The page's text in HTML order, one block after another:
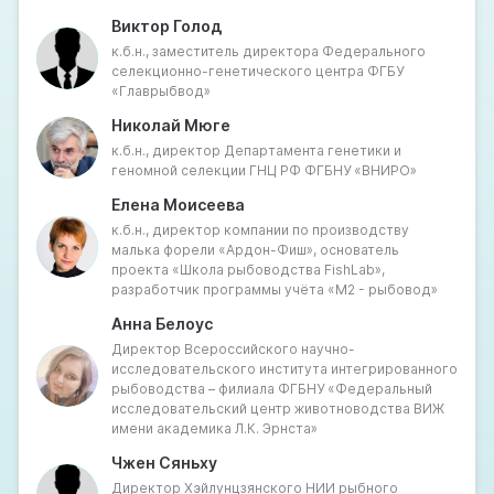
лососёвых с повышенной устойчивостью к
заболеваниям.
Однако введение международных санкций
осложнило доступ к зарубежному посадочному
материалу – основе аквакультуры форели и лосося,
наиболее быстро развивающейся в России. Перед
российской рыбохозяйственной наукой стоят
серьёзные вызовы: необходимость ускоренного
развития собственной научно-технической базы,
подготовка квалифицированных кадров и
масштабирование успешных селекционных практик.
В то же время открываются новые возможности-
локализация производства критически важных
компонентов. Круглый стол призван
проанализировать текущий статус российской
генетики в части водных биоресурсов, выявить
ключевые барьеры и наметить стратегические
Виктор Голод
к.б.н., заместитель директора Федерального
селекционно-генетического центра ФГБУ
«Главрыбвод»
Николай Мюге
к.б.н., директор Департамента генетики и
геномной селекции ГНЦ РФ ФГБНУ «ВНИРО»
Елена Моисеева
к.б.н., директор компании по производству
малька форели «Ардон-Фиш», основатель
проекта «Школа рыбоводства FishLab»,
разработчик программы учёта «М2 - рыбовод»
Анна Белоус
Директор Всероссийского научно-
исследовательского института интегрированного
рыбоводства – филиала ФГБНУ «Федеральный
исследовательский центр животноводства ВИЖ
имени академика Л.К. Эрнста»
Чжен Сяньху
Директор Хэйлунцзянского НИИ рыбного